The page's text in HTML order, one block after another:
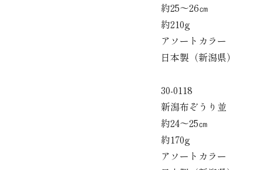
約25～26㎝
約210g
アソートカラー
日本製（新潟県）
30-0118
新潟布ぞうり並
約24～25㎝
約170g
アソートカラー